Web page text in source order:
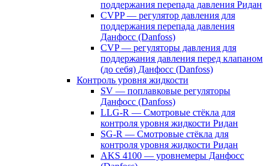
поддержания перепада давления Ридан
CVPP — регулятор давления для
поддержания перепада давления
Данфосс (Danfoss)
CVP — регуляторы давления для
поддержания давления перед клапаном
(до себя) Данфосс (Danfoss)
Контроль уровня жидкости
SV — поплавковые регуляторы
Данфосс (Danfoss)
LLG-R — Смотровые стёкла для
контроля уровня жидкости Ридан
SG-R — Смотровые стёкла для
контроля уровня жидкости Ридан
AKS 4100 — уровнемеры Данфосс